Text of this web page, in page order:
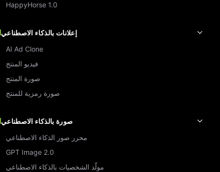
صورة بالذكاء الاصطناعي
محرر صور الذكاء الاصطناعي
GPT Image 2.0
مولّد الشخصيات بالذكاء الاصطناعي
HappyHorse 1.0
إعلانات بالذكاء الاصطناعي
AI Ad Clone
فيديو المنتج
صورة المنتج
صورة رمزية للمنتج